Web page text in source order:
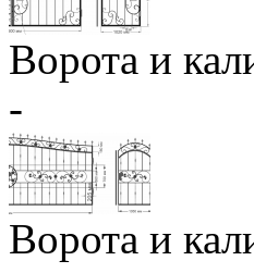
Ворота и
-
Ворота и